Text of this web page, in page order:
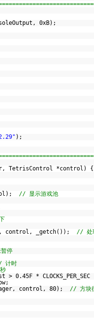
0xB);
);
TetrisControl *control) {
// 显示游戏池
control, _getch()); // 处
停
计时
0.45F *
control, 80); // 方块